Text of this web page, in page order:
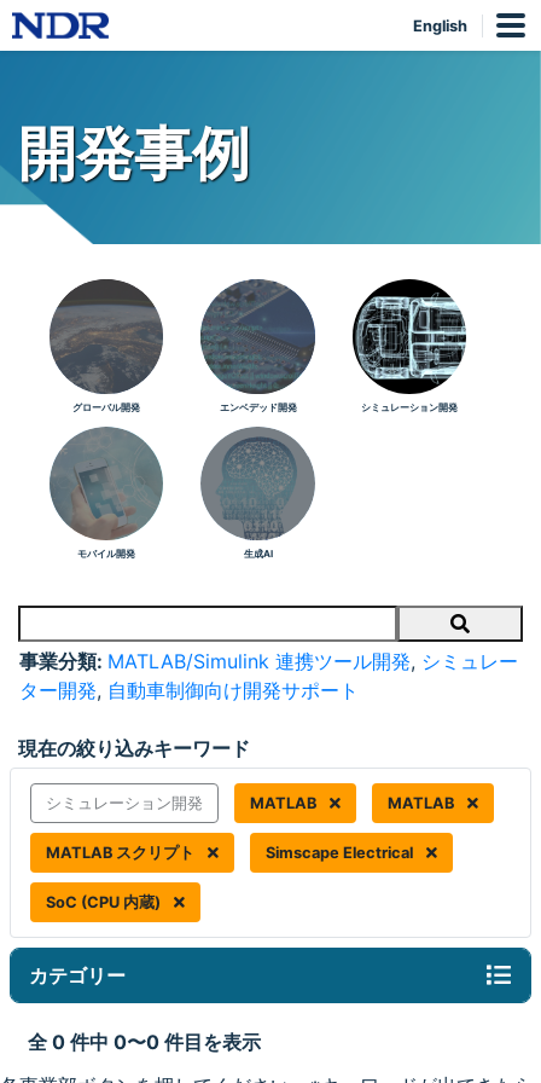
English
開発事例
グローバル開発 エンベデッド開発 シミュレーション開発
モバイル開発 生成AI
Search
事業分類: MATLAB/Simulink 連携ツール開発, シミュレー
ター開発, 自動車制御向け開発サポート
現在の絞り込みキーワード
シミュレーション開発 MATLAB MATLAB
MATLAB スクリプト Simscape Electrical
SoC (CPU 内蔵)
カテゴリー
全 0 件中 0〜0 件目を表示